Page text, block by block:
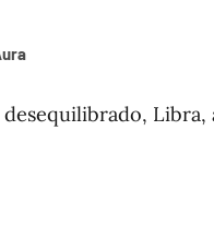
1997
Libra,